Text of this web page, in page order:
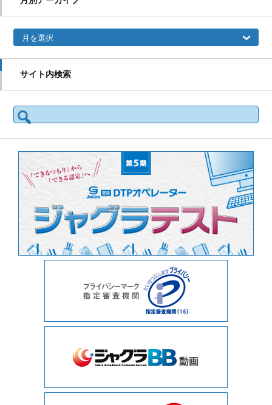
月別アーカイブ
サイト内検索
検索: